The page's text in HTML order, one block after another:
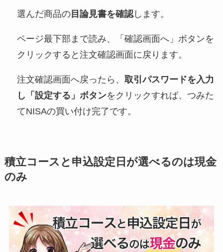
選んだ商品の目論見書を確認します。
ページ最下部まで読み、「確認画面へ」ボタンを
クリックすると注文確認画面に戻ります。
注文確認画面へ戻ったら、 取引パスワードを入力
し「設定する」ボタンをクリックすれば、つみた
てNISAの買い付け完了です。
積立コースと申込設定日が選べるのは現金
のみ